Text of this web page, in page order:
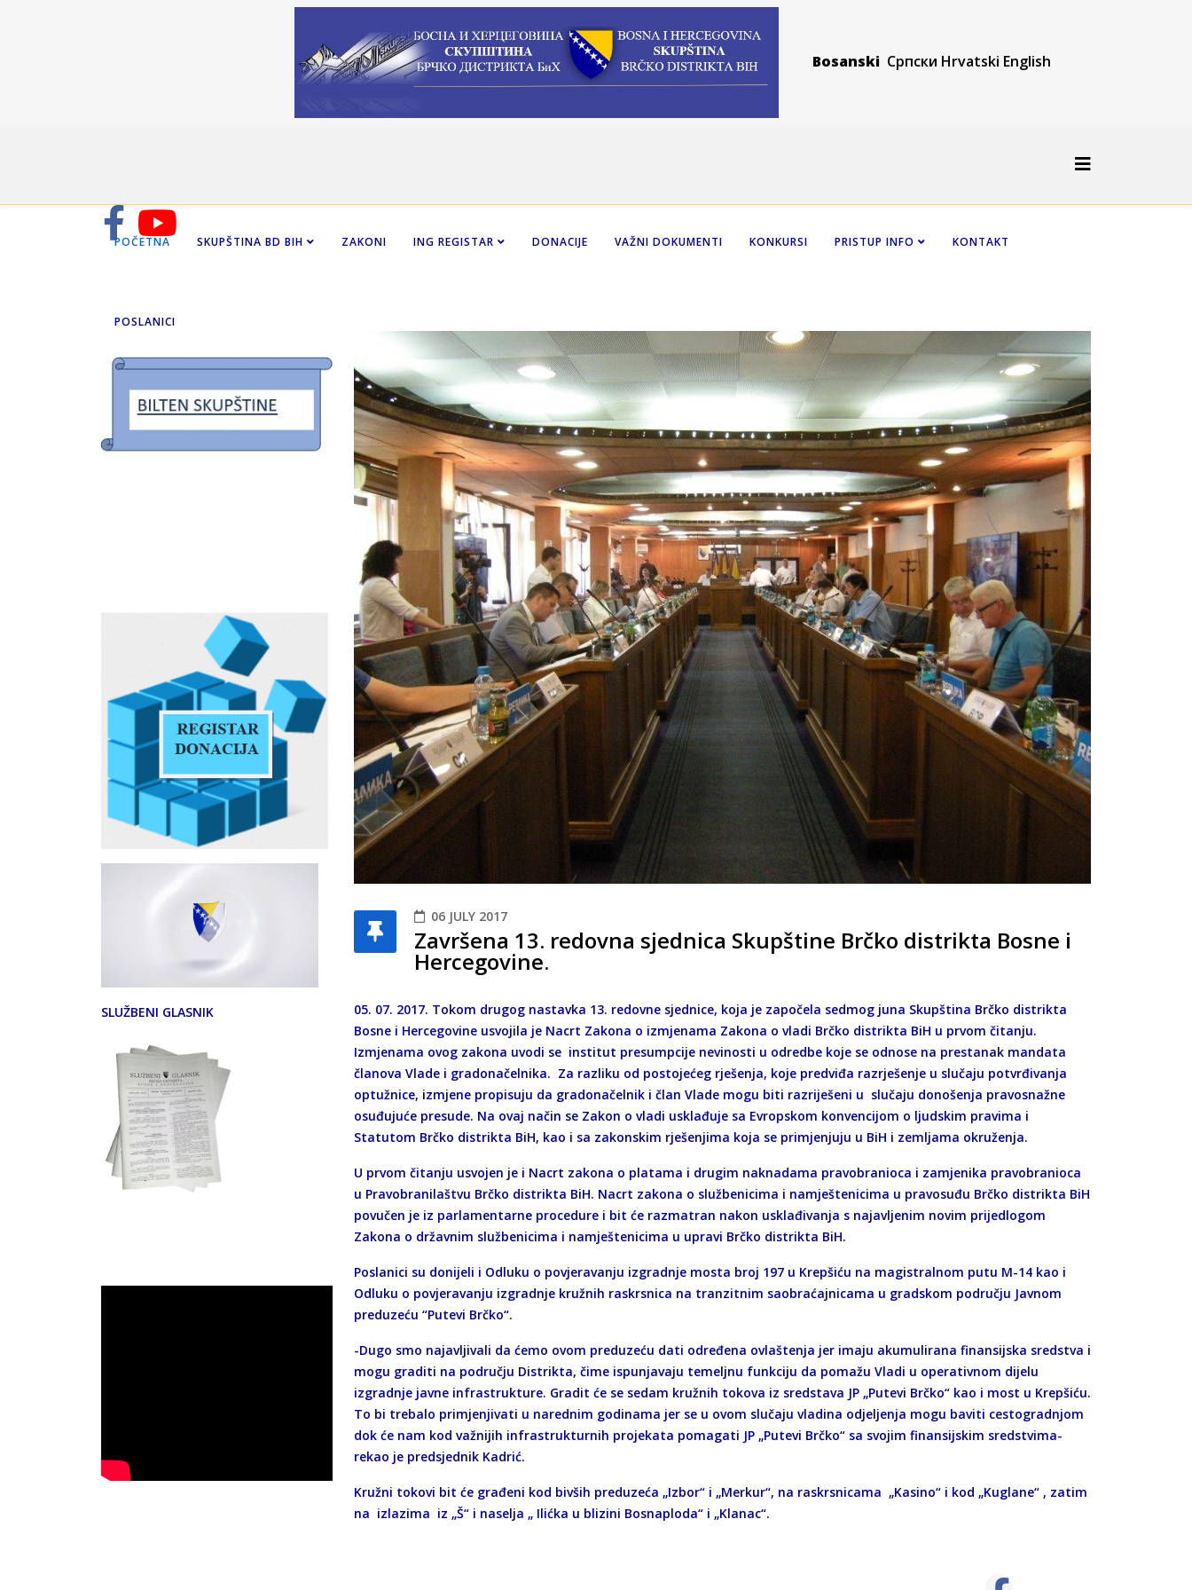
Bosanski Српски Hrvatski English
POČETNA SKUPŠTINA BD BIH ZAKONI ING REGISTAR DONACIJE VAŽNI DOKUMENTI KONKURSI PRISTUP INFO KONTAKT
POSLANICI
SLUŽBENI GLASNIK
06 JULY 2017
Završena 13. redovna sjednica Skupštine Brčko distrikta Bosne i
Hercegovine.
05. 07. 2017. Tokom drugog nastavka 13. redovne sjednice, koja je započela sedmog juna Skupština Brčko distrikta
Bosne i Hercegovine usvojila je Nacrt Zakona o izmjenama Zakona o vladi Brčko distrikta BiH u prvom čitanju.
Izmjenama ovog zakona uvodi se institut presumpcije nevinosti u odredbe koje se odnose na prestanak mandata
članova Vlade i gradonačelnika. Za razliku od postojećeg rješenja, koje predviđa razrješenje u slučaju potvrđivanja
optužnice, izmjene propisuju da gradonačelnik i član Vlade mogu biti razriješeni u slučaju donošenja pravosnažne
osuđujuće presude. Na ovaj način se Zakon o vladi usklađuje sa Evropskom konvencijom o ljudskim pravima i
Statutom Brčko distrikta BiH, kao i sa zakonskim rješenjima koja se primjenjuju u BiH i zemljama okruženja.
U prvom čitanju usvojen je i Nacrt zakona o platama i drugim naknadama pravobranioca i zamjenika pravobranioca
u Pravobranilaštvu Brčko distrikta BiH. Nacrt zakona o službenicima i namještenicima u pravosuđu Brčko distrikta BiH
povučen je iz parlamentarne procedure i bit će razmatran nakon usklađivanja s najavljenim novim prijedlogom
Zakona o državnim službenicima i namještenicima u upravi Brčko distrikta BiH.
Poslanici su donijeli i Odluku o povjeravanju izgradnje mosta broj 197 u Krepšiću na magistralnom putu M-14 kao i
Odluku o povjeravanju izgradnje kružnih raskrsnica na tranzitnim saobraćajnicama u gradskom području Javnom
preduzeću “Putevi Brčko“.
-Dugo smo najavljivali da ćemo ovom preduzeću dati određena ovlaštenja jer imaju akumulirana finansijska sredstva i
mogu graditi na području Distrikta, čime ispunjavaju temeljnu funkciju da pomažu Vladi u operativnom dijelu
izgradnje javne infrastrukture. Gradit će se sedam kružnih tokova iz sredstava JP „Putevi Brčko“ kao i most u Krepšiću.
To bi trebalo primjenjivati u narednim godinama jer se u ovom slučaju vladina odjeljenja mogu baviti cestogradnjom
dok će nam kod važnijih infrastrukturnih projekata pomagati JP „Putevi Brčko“ sa svojim finansijskim sredstvima-
rekao je predsjednik Kadrić.
Kružni tokovi bit će građeni kod bivših preduzeća „Izbor“ i „Merkur“, na raskrsnicama „Kasino“ i kod „Kuglane“ , zatim
na izlazima iz „Š“ i naselja „ Ilićka u blizini Bosnaploda“ i „Klanac“.